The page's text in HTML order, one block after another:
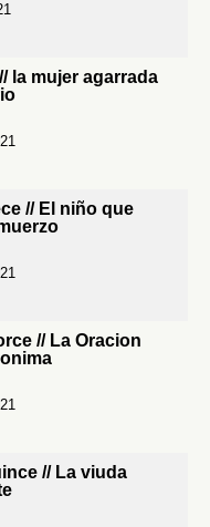
la mujer agarrada
// El niño que
// La Oracion
// La viuda